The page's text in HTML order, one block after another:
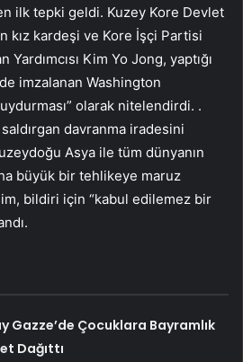
ilk tepki geldi. Kuzey Kore Devlet
kız kardeşi ve Kore İşçi Partisi
Kim Yo Jong, yaptığı
imzalanan Washington
olarak nitelendirdi. .
davranma iradesini
Asya ile tüm dünyanın
büyük bir tehlikeye maruz
bildiri için “kabul edilemez bir
Gazze’de Çocuklara Bayramlık
Dağıttı